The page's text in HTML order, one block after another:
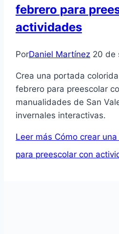
febrero para
actividades
PorDaniel Martínez 20 de
Crea una portada
febrero para preescolar
manualidades de San
invernales interactivas.
Leer más Cómo crear
para preescolar con